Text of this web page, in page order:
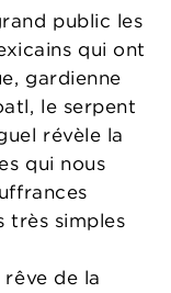
public les
qui ont
gardienne
le serpent
révèle la
qui nous
très simples
de la